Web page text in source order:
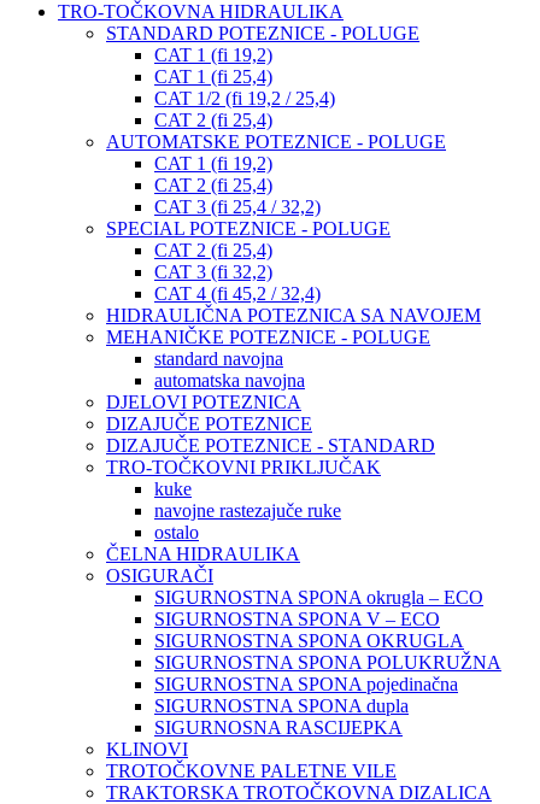
TRO-TOČKOVNA HIDRAULIKA
STANDARD POTEZNICE - POLUGE
CAT 1 (fi 19,2)
CAT 1 (fi 25,4)
CAT 1/2 (fi 19,2 / 25,4)
CAT 2 (fi 25,4)
AUTOMATSKE POTEZNICE - POLUGE
CAT 1 (fi 19,2)
CAT 2 (fi 25,4)
CAT 3 (fi 25,4 / 32,2)
SPECIAL POTEZNICE - POLUGE
CAT 2 (fi 25,4)
CAT 3 (fi 32,2)
CAT 4 (fi 45,2 / 32,4)
HIDRAULIČNA POTEZNICA SA NAVOJEM
MEHANIČKE POTEZNICE - POLUGE
standard navojna
automatska navojna
DJELOVI POTEZNICA
DIZAJUČE POTEZNICE
DIZAJUČE POTEZNICE - STANDARD
TRO-TOČKOVNI PRIKLJUČAK
kuke
navojne rastezajuče ruke
ostalo
ČELNA HIDRAULIKA
OSIGURAČI
SIGURNOSTNA SPONA okrugla – ECO
SIGURNOSTNA SPONA V – ECO
SIGURNOSTNA SPONA OKRUGLA
SIGURNOSTNA SPONA POLUKRUŽNA
SIGURNOSTNA SPONA pojedinačna
SIGURNOSTNA SPONA dupla
SIGURNOSNA RASCIJEPKA
KLINOVI
TROTOČKOVNE PALETNE VILE
TRAKTORSKA TROTOČKOVNA DIZALICA